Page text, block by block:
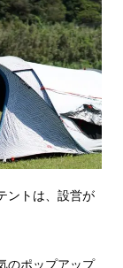
ントは、設営が
のポップアップ